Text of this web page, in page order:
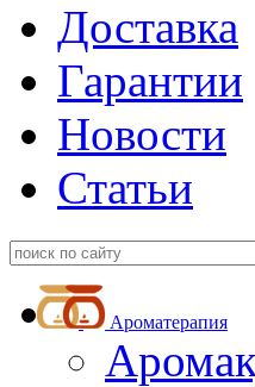
Доставка
Гарантии
Новости
Статьи
Ароматерапия